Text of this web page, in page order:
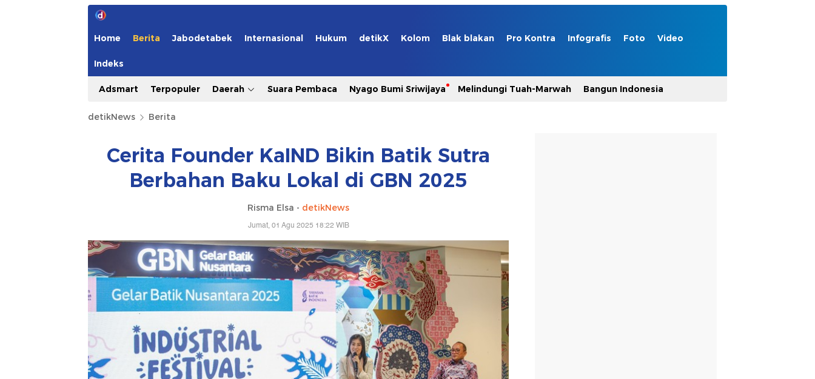
Home Berita Jabodetabek Internasional Hukum detikX Kolom Blak blakan Pro Kontra Infografis Foto Video
Indeks
Adsmart Terpopuler Daerah Suara Pembaca Nyago Bumi Sriwijaya Melindungi Tuah-Marwah Bangun Indonesia
detikNews Berita
Cerita Founder KaIND Bikin Batik Sutra
Berbahan Baku Lokal di GBN 2025
Risma Elsa - detikNews
Jumat, 01 Agu 2025 18:22 WIB